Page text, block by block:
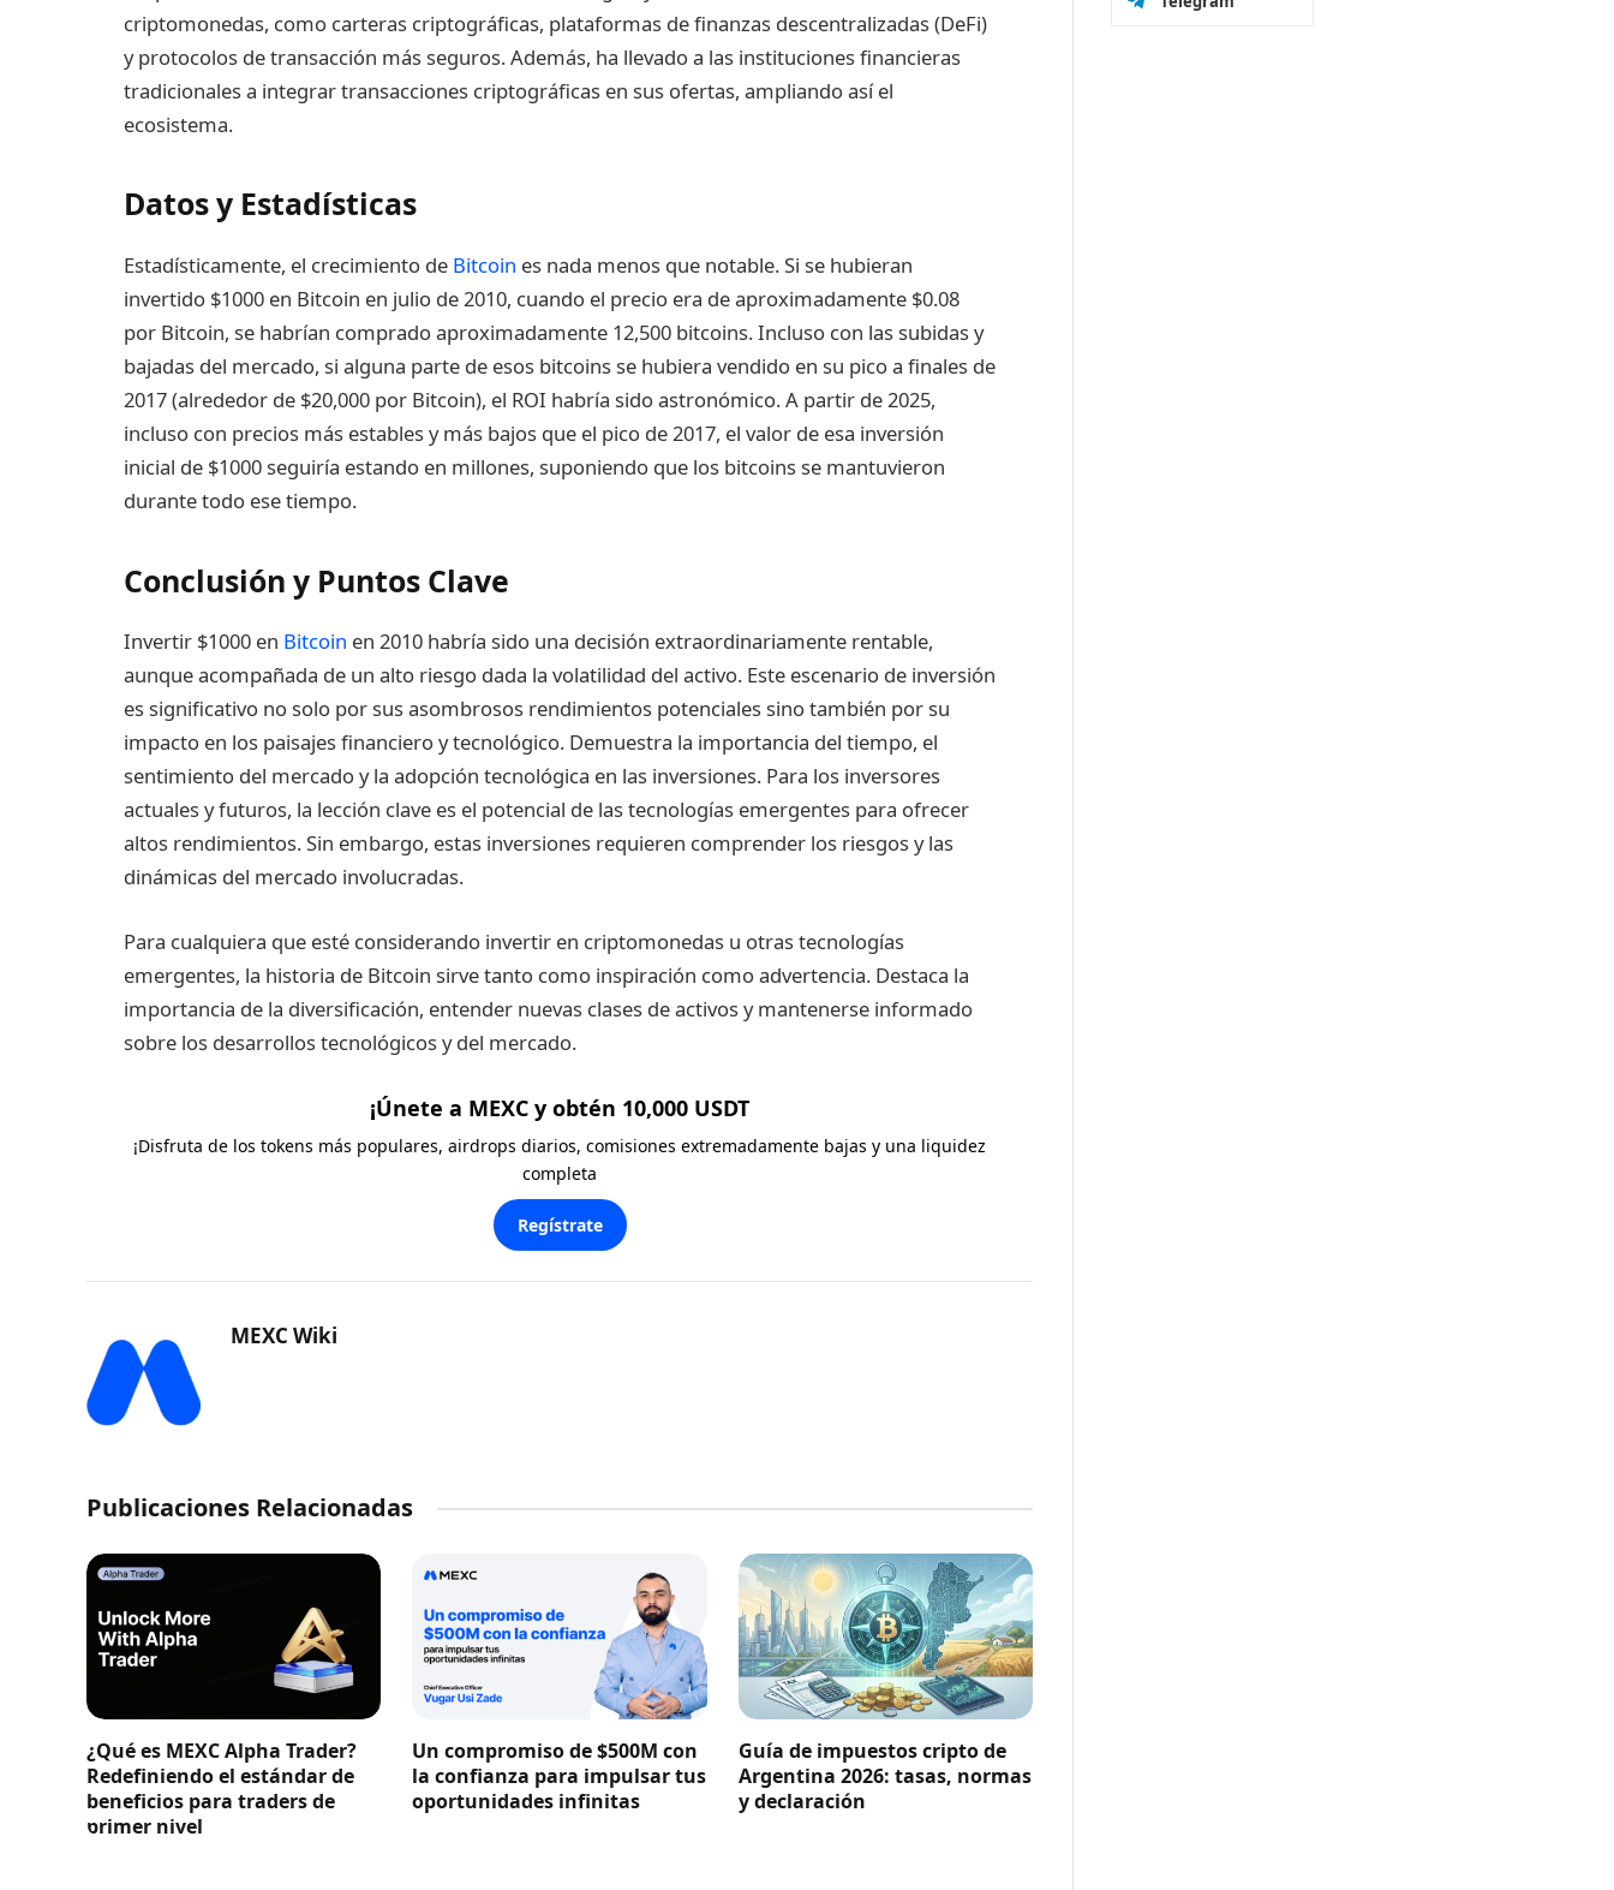
criptomonedas, como carteras criptográficas, plataformas de finanzas descentralizadas (DeFi)
y protocolos de transacción más seguros. Además, ha llevado a las instituciones financieras
tradicionales a integrar transacciones criptográficas en sus ofertas, ampliando así el
ecosistema.
Datos y Estadísticas
Estadísticamente, el crecimiento de Bitcoin es nada menos que notable. Si se hubieran
invertido $1000 en Bitcoin en julio de 2010, cuando el precio era de aproximadamente $0.08
por Bitcoin, se habrían comprado aproximadamente 12,500 bitcoins. Incluso con las subidas y
bajadas del mercado, si alguna parte de esos bitcoins se hubiera vendido en su pico a finales de
2017 (alrededor de $20,000 por Bitcoin), el ROI habría sido astronómico. A partir de 2025,
incluso con precios más estables y más bajos que el pico de 2017, el valor de esa inversión
inicial de $1000 seguiría estando en millones, suponiendo que los bitcoins se mantuvieron
durante todo ese tiempo.
Conclusión y Puntos Clave
Invertir $1000 en Bitcoin en 2010 habría sido una decisión extraordinariamente rentable,
aunque acompañada de un alto riesgo dada la volatilidad del activo. Este escenario de inversión
es significativo no solo por sus asombrosos rendimientos potenciales sino también por su
impacto en los paisajes financiero y tecnológico. Demuestra la importancia del tiempo, el
sentimiento del mercado y la adopción tecnológica en las inversiones. Para los inversores
actuales y futuros, la lección clave es el potencial de las tecnologías emergentes para ofrecer
altos rendimientos. Sin embargo, estas inversiones requieren comprender los riesgos y las
dinámicas del mercado involucradas.
Para cualquiera que esté considerando invertir en criptomonedas u otras tecnologías
emergentes, la historia de Bitcoin sirve tanto como inspiración como advertencia. Destaca la
importancia de la diversificación, entender nuevas clases de activos y mantenerse informado
sobre los desarrollos tecnológicos y del mercado.
¡Únete a MEXC y obtén 10,000 USDT
¡Disfruta de los tokens más populares, airdrops diarios, comisiones extremadamente bajas y una liquidez
completa
Regístrate
MEXC Wiki
Publicaciones Relacionadas
¿Qué es MEXC Alpha Trader?
Redefiniendo el estándar de
beneficios para traders de
primer nivel
Un compromiso de $500M con
la confianza para impulsar tus
oportunidades infinitas
Guía de impuestos cripto de
Argentina 2026: tasas, normas
y declaración